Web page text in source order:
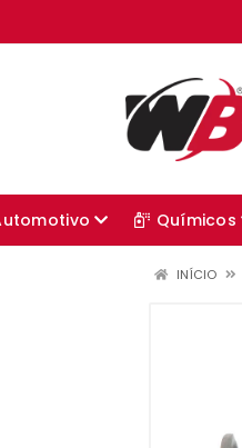
Químicos
INÍCIO